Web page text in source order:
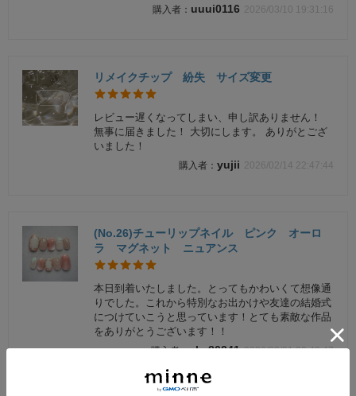
uuui0116 2026/03/10 19:31:16
リメイクチップ 紛失 サイズ変更
レビュー遅くなってしまい、申し訳ありません！
無事に届きました！ 大切にします。 ありがとござ
いました！
yujii 2026/02/14 22:47:44
(No.26)チューリップネイル ピンク オーロ
ラ マグネット ニュアンス
本日到着いたしました。とってもかわいくて想像通
りでした。これから特別なお出かけや友達の結婚式
につけていこうと思っています！とても素敵な作品
をありがとうございます！！
aka80241 2026/02/01 20:48:47